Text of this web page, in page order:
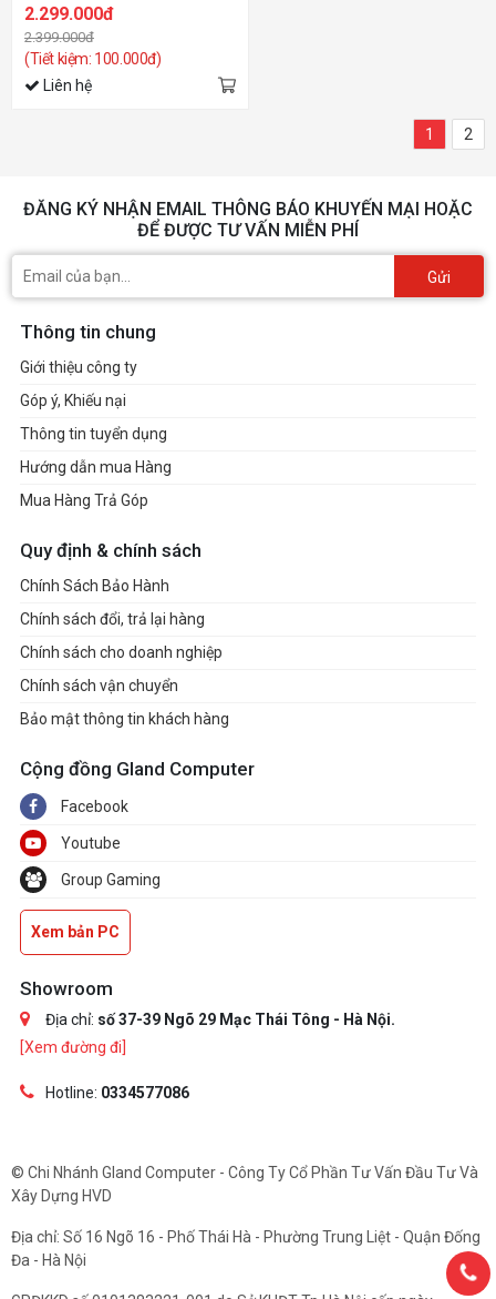
2.299.000đ
2.399.000đ
(Tiết kiệm: 100.000đ)
Liên hệ
1 2
ĐĂNG KÝ NHẬN EMAIL THÔNG BÁO KHUYẾN MẠI HOẶC
ĐỂ ĐƯỢC TƯ VẤN MIỄN PHÍ
Gửi
Thông tin chung
Giới thiệu công ty
Góp ý, Khiếu nại
Thông tin tuyển dụng
Hướng dẫn mua Hàng
Mua Hàng Trả Góp
Quy định & chính sách
Chính Sách Bảo Hành
Chính sách đổi, trả lại hàng
Chính sách cho doanh nghiệp
Chính sách vận chuyển
Bảo mật thông tin khách hàng
Cộng đồng Gland Computer
Facebook
Youtube
Group Gaming
Xem bản PC
Showroom
Địa chỉ: số 37-39 Ngõ 29 Mạc Thái Tông - Hà Nội.
[Xem đường đi]
Hotline: 0334577086
© Chi Nhánh Gland Computer - Công Ty Cổ Phần Tư Vấn Đầu Tư Và
Xây Dựng HVD
Địa chỉ: Số 16 Ngõ 16 - Phố Thái Hà - Phường Trung Liệt - Quận Đống
Đa - Hà Nội